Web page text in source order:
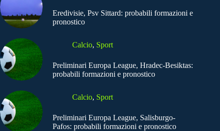
Eredivisie, Psv Sittard: probabili formazioni e
pronostico
Calcio, Sport
Preliminari Europa League, Hradec-Besiktas:
probabili formazioni e pronostico
Calcio, Sport
Preliminari Europa League, Salisburgo-
Pafos: probabili formazioni e pronostico